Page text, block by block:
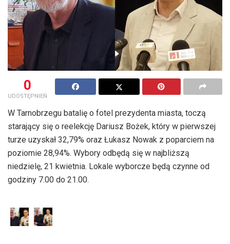
0
UDOSTĘPNIEŃ
W Tarnobrzegu batalię o fotel prezydenta miasta, toczą
starający się o reelekcję Dariusz Bożek, który w pierwszej
turze uzyskał 32,79% oraz Łukasz Nowak z poparciem na
poziomie 28,94%. Wybory odbędą się w najbliższą
niedzielę, 21 kwietnia. Lokale wyborcze będą czynne od
godziny 7.00 do 21.00.